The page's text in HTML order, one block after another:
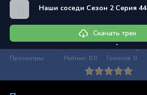
Наши соседи Сезон 2 Серия 44
Скачать трек
Просмотры: Рейтинг: 0.0 Голосов: 0